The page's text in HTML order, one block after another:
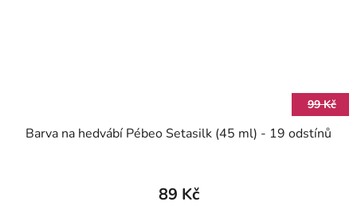
99 Kč
Barva na hedvábí Pébeo Setasilk (45 ml) - 19 odstínů
89 Kč